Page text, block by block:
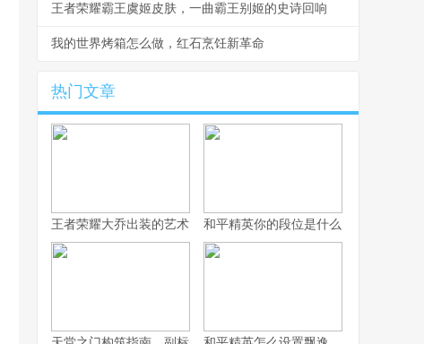
王者荣耀霸王虞姬皮肤，一曲霸王别姬的史诗回响
我的世界烤箱怎么做，红石烹饪新革命
热门文章
王者荣耀大乔出装的艺术，辅助之核的战术抉择
和平精英你的段位是什么：一段段位承